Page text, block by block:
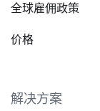
全球雇佣政策
价格
解决方案